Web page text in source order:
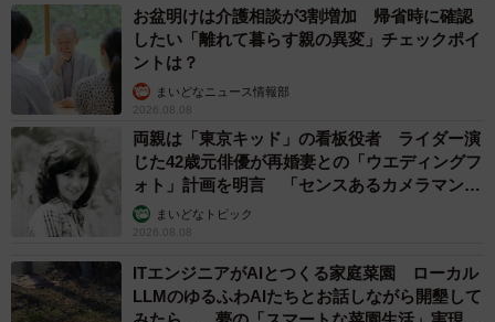
お盆明けは介護相談が3割増加 帰省時に確認
したい「離れて暮らす親の異変」チェックポイ
ントは？
まいどなニュース情報部
2026.08.08
両親は「東京キッド」の看板役者 ライダー演
じた42歳元俳優が再婚妻との「ウエディングフ
ォト」計画を明言 「センスあるカメラマン求
む」まいどなトピック
2026.08.08
ITエンジニアがAIとつくる家庭菜園 ローカル
LLMのゆるふわAIたちとお話しながら開墾して